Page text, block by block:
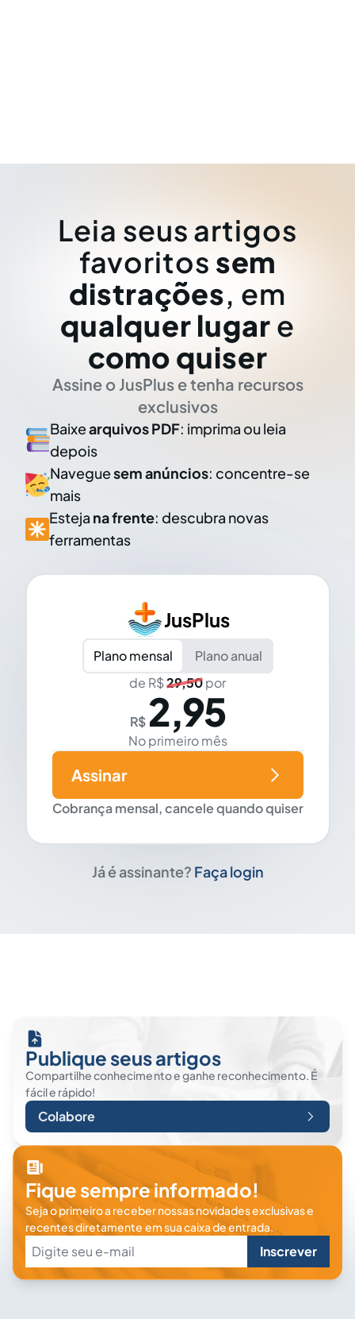
Leia seus artigos
favoritos sem
distrações, em
qualquer lugar e
como quiser
Assine o JusPlus e tenha recursos
exclusivos
Baixearquivos PDF: imprima ou leia
depois
Naveguesem anúncios: concentre-se
mais
Esteja na frente: descubra novas
ferramentas
JusPlus
Plano mensal
Plano anual
de R$29,50por
R$ 2,95
No primeiro mês
Cobrança mensal, cancele quando quiser
Assinar
Já é assinante? Faça login
Publique seus artigos
Compartilhe conhecimento e ganhe reconhecimento. É
fácil e rápido!
Colabore
Fique sempre informado!
Seja o primeiro a receber nossas novidades exclusivas e
recentes diretamente em sua caixa de entrada.
Inscrever